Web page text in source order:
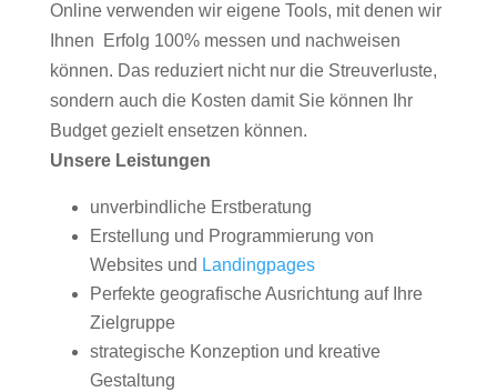
Online verwenden wir eigene Tools, mit denen wir
Ihnen Erfolg 100% messen und nachweisen
können. Das reduziert nicht nur die Streuverluste,
sondern auch die Kosten damit Sie können Ihr
Budget gezielt ensetzen können.
Unsere Leistungen
unverbindliche Erstberatung
Erstellung und Programmierung von
Websites und Landingpages
Perfekte geografische Ausrichtung auf Ihre
Zielgruppe
strategische Konzeption und kreative
Gestaltung